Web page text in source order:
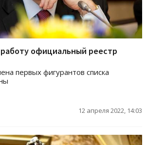
официальный реестр
первых фигурантов списка
12 апреля 2022, 14:03